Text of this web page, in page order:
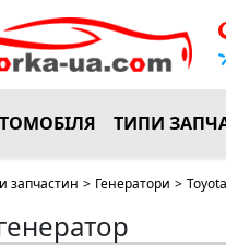
ТИПИ
запчастин > Генератори >